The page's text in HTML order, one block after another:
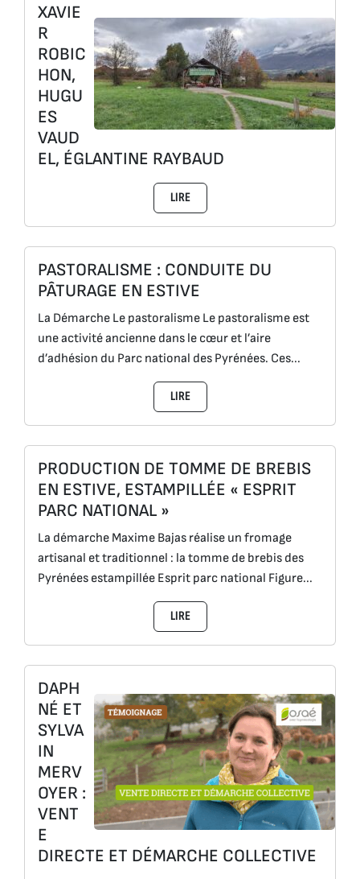
XAVIE
R
ROBIC
HON,
HUGU
ES
VAUD
EL, ÉGLANTINE RAYBAUD
LIRE
PASTORALISME : CONDUITE DU
PÂTURAGE EN ESTIVE
La Démarche Le pastoralisme Le pastoralisme est
une activité ancienne dans le cœur et l’aire
d’adhésion du Parc national des Pyrénées. Ces...
LIRE
PRODUCTION DE TOMME DE BREBIS
EN ESTIVE, ESTAMPILLÉE « ESPRIT
PARC NATIONAL »
La démarche Maxime Bajas réalise un fromage
artisanal et traditionnel : la tomme de brebis des
Pyrénées estampillée Esprit parc national Figure...
LIRE
DAPH
NÉ ET
SYLVA
IN
MERV
OYER :
VENT
E
DIRECTE ET DÉMARCHE COLLECTIVE